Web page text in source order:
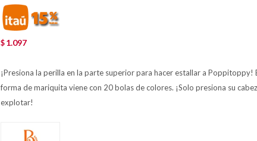
$ 1.097
¡Presiona la perilla en la parte superior para hacer estallar a Poppitoppy!
forma de mariquita viene con 20 bolas de colores. ¡Solo presiona su
explotar!